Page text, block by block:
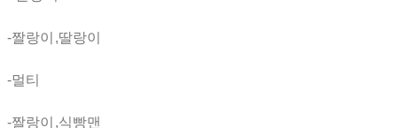
-짤랑이,딸랑이
-멀티
-짤랑이,식빵맨